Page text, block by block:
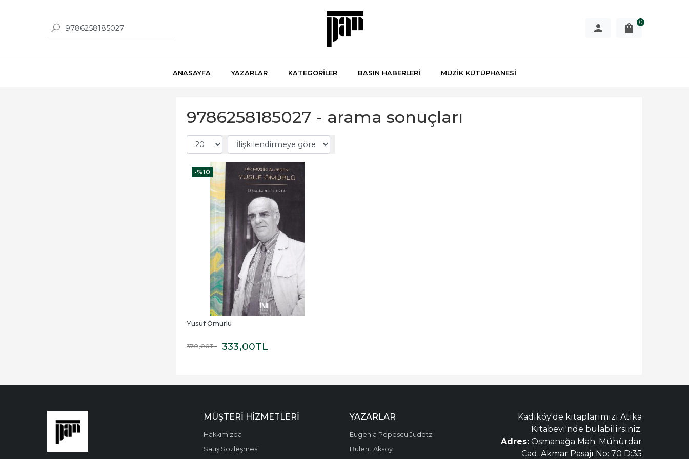
0
ANASAYFA YAZARLAR KATEGORİLER BASIN HABERLERİ MÜZİK KÜTÜPHANESİ
9786258185027 - arama sonuçları
-%10
Yusuf Ömürlü
370,00TL 333,00TL
MÜŞTERI HIZMETLERI
Hakkımızda
Satış Sözleşmesi
YAZARLAR
Eugenia Popescu Judetz
Bülent Aksoy
Kadiköy'de kitaplarımızı Atika
Kitabevi'nde bulabilirsiniz.
Adres: Osmanağa Mah. Mühürdar
Cad. Akmar Pasajı No: 70 D:35